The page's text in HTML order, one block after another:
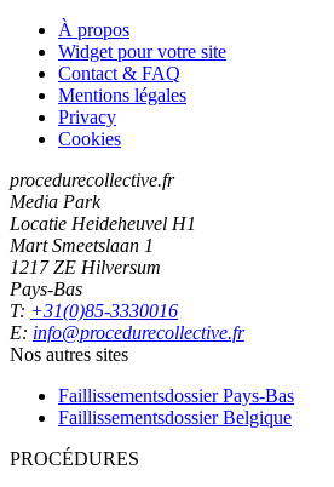
À propos
Widget pour votre site
Contact & FAQ
Mentions légales
Privacy
Cookies
procedurecollective.fr
Media Park
Locatie Heideheuvel H1
Mart Smeetslaan 1
1217 ZE Hilversum
Pays-Bas
T: +31(0)85-3330016
E: info@procedurecollective.fr
Nos autres sites
Faillissementsdossier Pays-Bas
Faillissementsdossier Belgique
PROCÉDURES